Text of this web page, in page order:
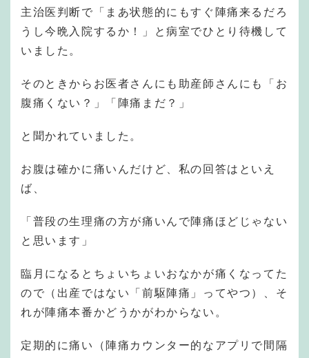
主治医判断で「まあ状態的にもすぐ陣痛来るだろ
うし今晩入院するか！」と病室でひとり待機して
いました。
そのときからお医者さんにも助産師さんにも「お
腹痛くない？」「陣痛まだ？」
と聞かれていました。
お腹は確かに痛いんだけど、私の回答はといえ
ば、
「普段の生理痛の方が痛いんで陣痛ほどじゃない
と思います」
臨月になるとちょいちょいおなかが痛くなってた
ので（出産ではない「前駆陣痛」ってやつ）、そ
れが陣痛本番かどうかがわからない。
定期的に痛い（陣痛カウンター的なアプリで間隔